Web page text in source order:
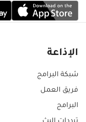
الإذاعة
شبكة البرامج
فريق العمل
البرامج